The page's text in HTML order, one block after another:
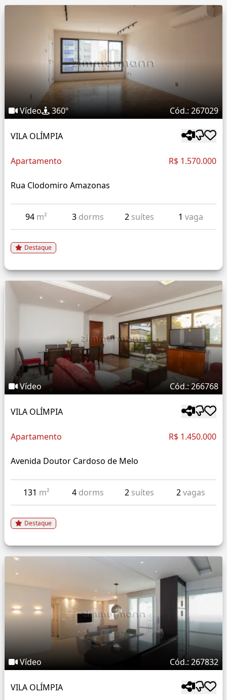
Vídeo 360º Cód.: 267029
VILA OLÍMPIA
Apartamento R$ 1.570.000
Rua Clodomiro Amazonas
94 m² 3 dorms 2 suítes 1 vaga
Destaque
Vídeo Cód.: 266768
VILA OLÍMPIA
Apartamento R$ 1.450.000
Avenida Doutor Cardoso de Melo
131 m² 4 dorms 2 suítes 2vagas
Destaque
Vídeo Cód.: 267832
VILA OLÍMPIA